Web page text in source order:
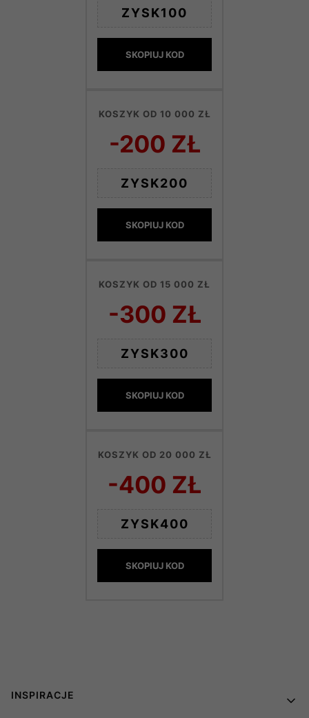
ZYSK100
SKOPIUJ KOD
KOSZYK OD 10 000 ZŁ
-200 ZŁ
ZYSK200
SKOPIUJ KOD
KOSZYK OD 15 000 ZŁ
-300 ZŁ
ZYSK300
SKOPIUJ KOD
KOSZYK OD 20 000 ZŁ
-400 ZŁ
ZYSK400
SKOPIUJ KOD
Linki w stopce
INSPIRACJE